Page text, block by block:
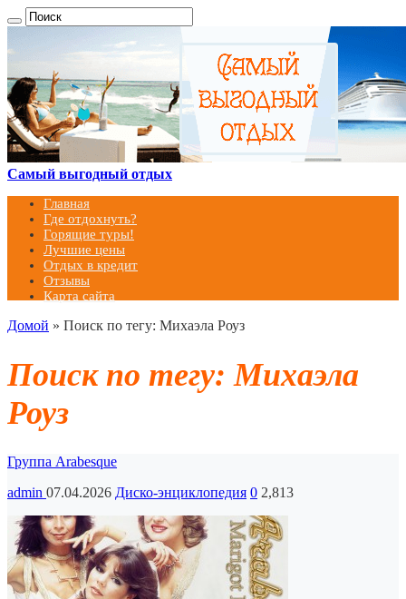
Самый выгодный отдых
Главная
Где отдохнуть?
Горящие туры!
Лучшие цены
Отдых в кредит
Отзывы
Карта сайта
Домой » Поиск по тегу: Михаэла Роуз
Поиск по тегу:Михаэла
Роуз
Группа Arabesque
admin 07.04.2026 Диско-энциклопедия 0 2,813